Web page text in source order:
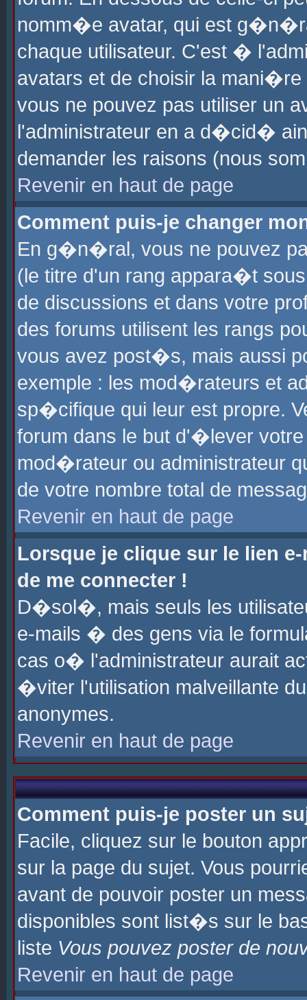
nomm�e avatar, qui est
chaque utilisateur. C'est �
avatars et de choisir la
vous ne pouvez pas utiliser un
l'administrateur en a d�cid�
demander les raisons (nous
Revenir en haut de page
Comment puis-je changer
En g�n�ral, vous ne pouvez
(le titre d'un rang appara�t
de discussions et dans votre
des forums utilisent les rangs
vous avez post�s, mais aussi
exemple : les mod�rateurs et
sp�cifique qui leur est propre.
forum dans le but d'�lever
mod�rateur ou administrateur
de votre nombre total de
Revenir en haut de page
Lorsque je clique sur le lien
de me connecter !
D�sol�, mais seuls les
e-mails � des gens via le
cas o� l'administrateur aurait
�viter l'utilisation malveillante
anonymes.
Revenir en haut de page
Comment puis-je poster un
Facile, cliquez sur le bouton
sur la page du sujet. Vous
avant de pouvoir poster un
disponibles sont list�s sur le
liste Vous pouvez poster de
Revenir en haut de page